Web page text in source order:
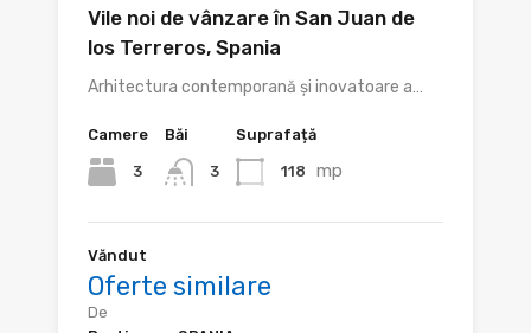
Vile noi de vânzare în San Juan de
los Terreros, Spania
Arhitectura contemporană și inovatoare a…
Camere
3
Băi
3
Suprafață
118 mp
Văndut
Oferte similare
De